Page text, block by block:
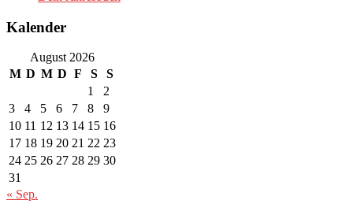
Kalender
August 2026
M D M D F S
S
1
2
3
4 5 6 7 8
9
10 11 12 13 14 15 16
17 18 19 20 21 22 23
24 25 26 27 28 29 30
31
« Sep.